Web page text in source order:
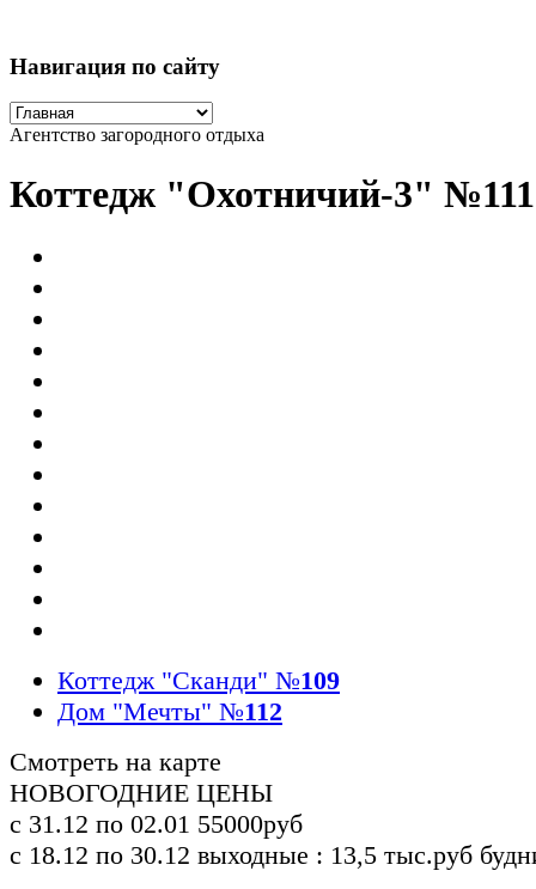
Навигация по сайту
Агентство загородного отдыха
Коттедж "Охотничий-3" №111
Коттедж "Сканди" №109
Дом "Мечты" №112
Смотреть на карте
НОВОГОДНИЕ ЦЕНЫ
с 31.12 по 02.01 55000руб
c 18.12 по 30.12 выходные : 13,5 тыс.руб